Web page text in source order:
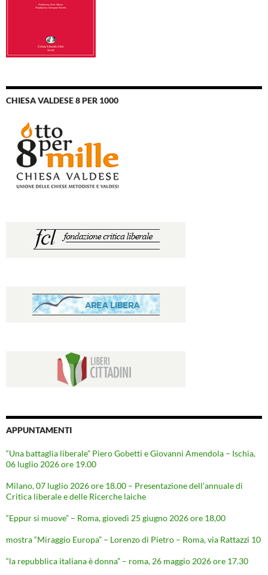
CHIESA VALDESE 8 PER 1000
APPUNTAMENTI
“Una battaglia liberale” Piero Gobetti e Giovanni Amendola – Ischia,
06 luglio 2026 ore 19.00
Milano, 07 luglio 2026 ore 18.00 – Presentazione dell’annuale di
Critica liberale e delle Ricerche laiche
“Eppur si muove” – Roma, giovedì 25 giugno 2026 ore 18,00
mostra “Miraggio Europa” – Lorenzo di Pietro – Roma, via Rattazzi 10
“la repubblica italiana è donna” – roma, 26 maggio 2026 ore 17.30